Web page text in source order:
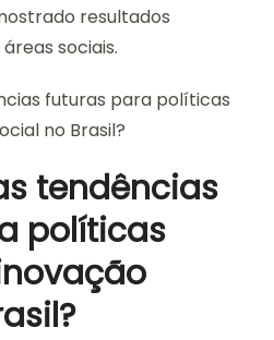
resultados
sociais.
tendências
políticas